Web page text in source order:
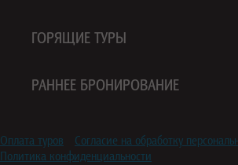
ГОРЯЩИЕ ТУРЫ
РАННЕЕ БРОНИРОВАНИЕ
Оплата туров
Согласие на обработку
Политика конфиденциальности